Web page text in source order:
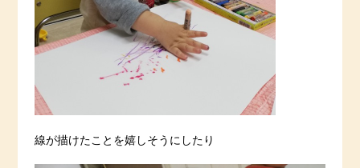
線が描けたことを嬉しそうにしたり